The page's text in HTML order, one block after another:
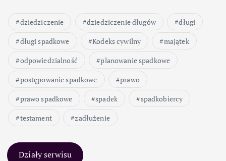
dziedziczenie dziedziczenie długów
długi
długi spadkowe
Kodeks cywilny
majątek
odpowiedzialność
planowanie spadkowe
postępowanie spadkowe
prawo
prawo spadkowe
spadek
spadkobiercy
testament
zadłużenie
Działy serwisu